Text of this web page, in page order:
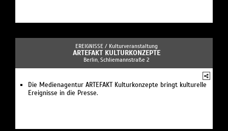
EREIGNISSE / Kulturveranstaltung
ARTEFAKT KULTURKONZEPTE
Berlin, Schliemannstraße 2
Die Medienagentur ARTEFAKT Kulturkonzepte bringt kulturelle
Ereignisse in die Presse.